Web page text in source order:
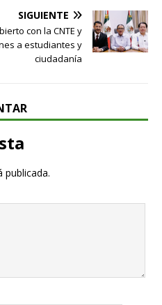
SIGUIENTE
con la CNTE y
a estudiantes y
ciudadanía
publicada.